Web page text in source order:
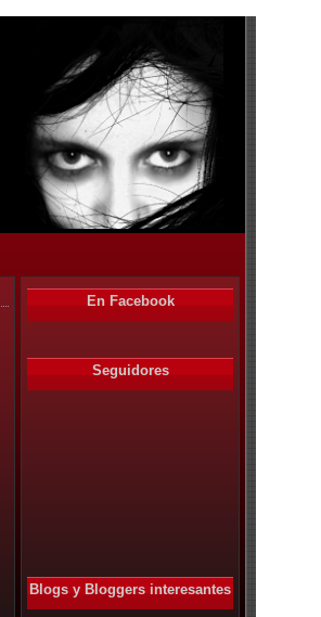
En Facebook
Seguidores
Blogs y Bloggers interesantes